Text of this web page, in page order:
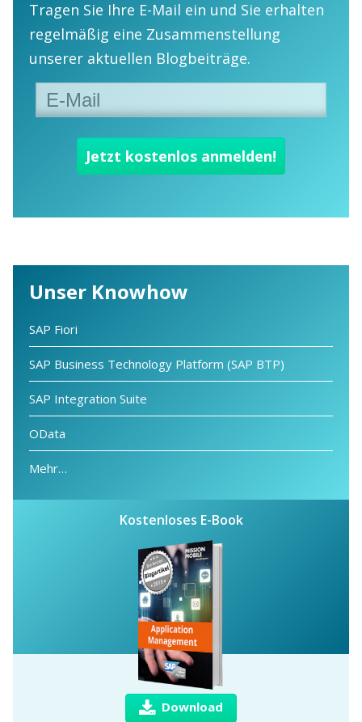
Tragen Sie Ihre E-Mail ein und Sie erhalten
regelmäßig eine Zusammenstellung
unserer aktuellen Blogbeiträge.
Unser Knowhow
SAP Fiori
SAP Business Technology Platform (SAP BTP)
SAP Integration Suite
OData
Mehr…
Kostenloses E-Book
Download